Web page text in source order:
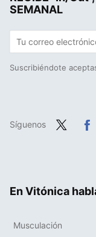
SEMANAL
Suscribiéndote
Síguenos
En Vitónica
Musculación